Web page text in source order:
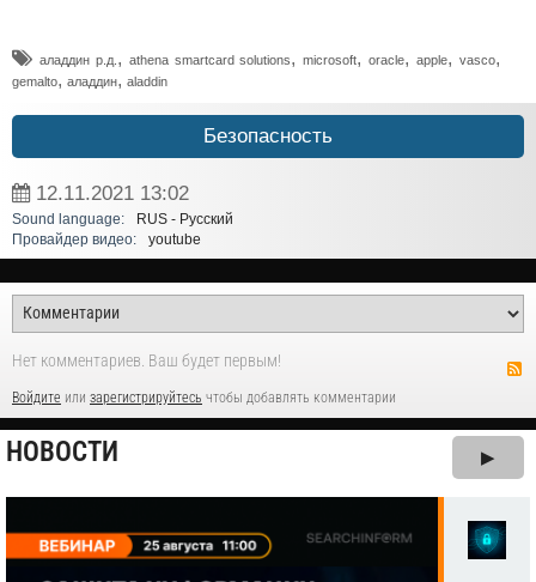
аладдин р.д. , athena smartcard solutions,microsoft,oracle,apple,vasco,
gemalto, аладдин, aladdin
Безопасность
12.11.2021 13:02
Sound language:
RUS - Русский
Провайдер видео:
youtube
Нет комментариев. Ваш будет первым!
Войдите или зарегистрируйтесь чтобы добавлять комментарии
НОВОСТИ ▶